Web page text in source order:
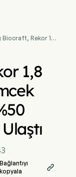
Biocraft, Rekor 1,8
1,8
Bağlantıyı
kopyala
